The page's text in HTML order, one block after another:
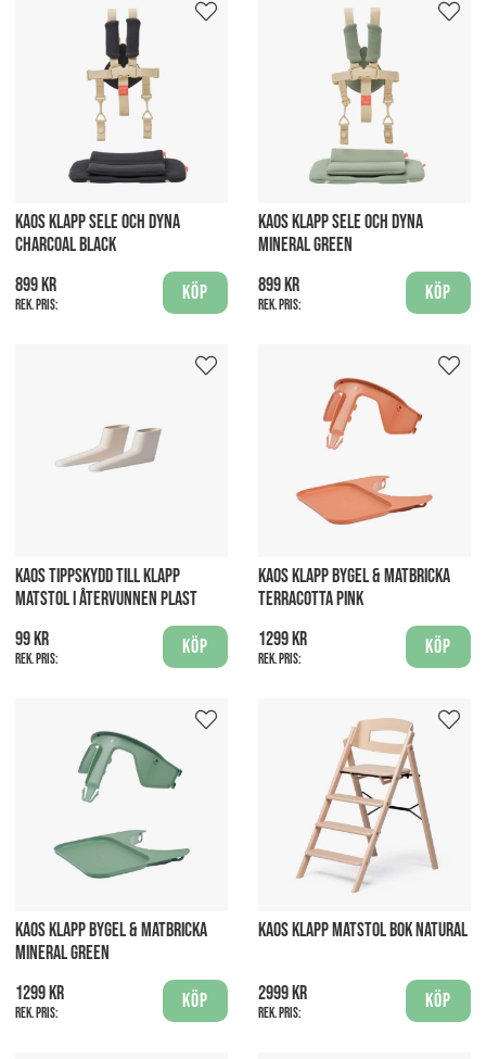
KAOS KLAPP SELE OCH DYNA
CHARCOAL BLACK
899 kr
Rek. pris:
Köp
KAOS KLAPP SELE OCH DYNA
MINERAL GREEN
899 kr
Rek. pris:
Köp
KAOS TIPPSKYDD TILL KLAPP
MATSTOL I ÅTERVUNNEN PLAST
99 kr
Rek. pris:
Köp
KAOS KLAPP BYGEL & MATBRICKA
TERRACOTTA PINK
1299 kr
Rek. pris:
Köp
KAOS KLAPP BYGEL & MATBRICKA
MINERAL GREEN
1299 kr
Rek. pris:
Köp
KAOS KLAPP MATSTOL BOK NATURAL
2999 kr
Rek. pris:
Köp